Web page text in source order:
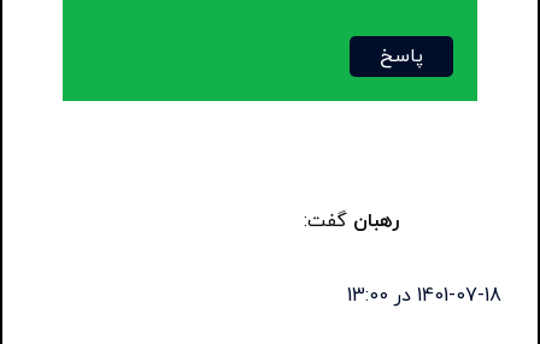
پاسخ
رهبان گفت:
1401-07-18 در 13:00